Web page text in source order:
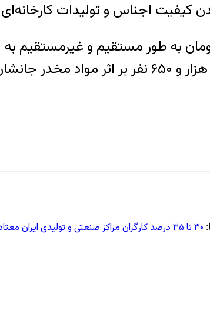
هزینه‌ای بیش از ۴۵۰۰ میلیارد تومان به طور
۳۰ تا ۳۵ درصد کارگران مراکز صنعتی و تولیدی ایران معتادند